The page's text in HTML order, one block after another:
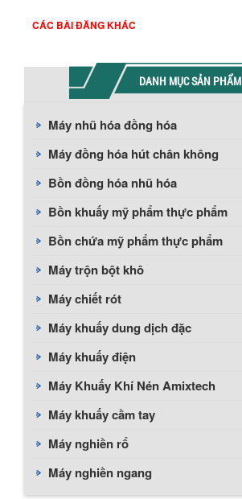
CÁC BÀI ĐĂNG KHÁC
DANH MỤC SẢN PHẨM
Máy nhũ hóa đồng hóa
Máy đồng hóa hút chân không
Bồn đồng hóa nhũ hóa
Bồn khuấy mỹ phẩm thực phẩm
Bồn chứa mỹ phẩm thực phẩm
Máy trộn bột khô
Máy chiết rót
Máy khuấy dung dịch đặc
Máy khuấy điện
Máy Khuấy Khí Nén Amixtech
Máy khuấy cầm tay
Máy nghiền rổ
Máy nghiền ngang